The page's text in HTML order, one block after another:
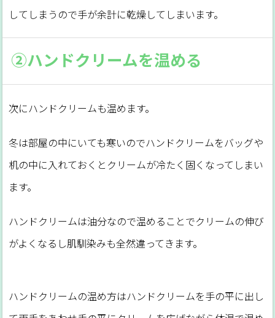
してしまうので手が余計に乾燥してしまいます。
②ハンドクリームを温める
次にハンドクリームも温めます。
冬は部屋の中にいても寒いのでハンドクリームをバッグや
机の中に入れておくとクリームが冷たく固くなってしまい
ます。
ハンドクリームは油分なので温めることでクリームの伸び
がよくなるし肌馴染みも全然違ってきます。
ハンドクリームの温め方はハンドクリームを手の平に出し